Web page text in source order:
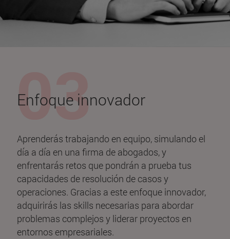
Enfoque innovador
Aprenderás trabajando en equipo, simulando el
día a día en una firma de abogados, y
enfrentarás retos que pondrán a prueba tus
capacidades de resolución de casos y
operaciones. Gracias a este enfoque innovador,
adquirirás las skills necesarias para abordar
problemas complejos y liderar proyectos en
entornos empresariales.